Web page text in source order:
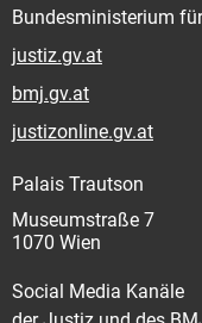
Bundesministerium
justiz.gv.at
bmj.gv.at
justizonline.gv.at
Palais Trautson
Museumstraße 7
1070 Wien
Social Media Kanäle